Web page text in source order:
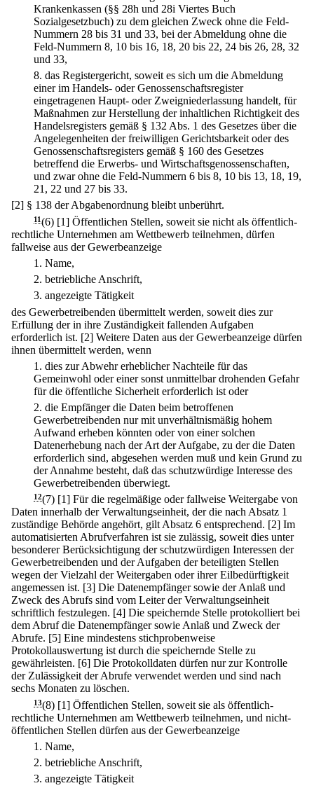
Krankenkassen (§§ 28h und 28i Viertes Buch
Sozialgesetzbuch) zu dem gleichen Zweck ohne die Feld-
Nummern 28 bis 31 und 33, bei der Abmeldung ohne die
Feld-Nummern 8, 10 bis 16, 18, 20 bis 22, 24 bis 26, 28, 32
und 33,
8. das Registergericht, soweit es sich um die Abmeldung
einer im Handels- oder Genossenschaftsregister
eingetragenen Haupt- oder Zweigniederlassung handelt, für
Maßnahmen zur Herstellung der inhaltlichen Richtigkeit des
Handelsregisters gemäß § 132 Abs. 1 des Gesetzes über die
Angelegenheiten der freiwilligen Gerichtsbarkeit oder des
Genossenschaftsregisters gemäß § 160 des Gesetzes
betreffend die Erwerbs- und Wirtschaftsgenossenschaften,
und zwar ohne die Feld-Nummern 6 bis 8, 10 bis 13, 18, 19,
21, 22 und 27 bis 33.
[2] § 138 der Abgabenordnung bleibt unberührt.
11 (6) [1] Öffentlichen Stellen, soweit sie nicht als öffentlich-
rechtliche Unternehmen am Wettbewerb teilnehmen, dürfen
fallweise aus der Gewerbeanzeige
1. Name,
2. betriebliche Anschrift,
3. angezeigte Tätigkeit
des Gewerbetreibenden übermittelt werden, soweit dies zur
Erfüllung der in ihre Zuständigkeit fallenden Aufgaben
erforderlich ist. [2] Weitere Daten aus der Gewerbeanzeige dürfen
ihnen übermittelt werden, wenn
1. dies zur Abwehr erheblicher Nachteile für das
Gemeinwohl oder einer sonst unmittelbar drohenden Gefahr
für die öffentliche Sicherheit erforderlich ist oder
2. die Empfänger die Daten beim betroffenen
Gewerbetreibenden nur mit unverhältnismäßig hohem
Aufwand erheben könnten oder von einer solchen
Datenerhebung nach der Art der Aufgabe, zu der die Daten
erforderlich sind, abgesehen werden muß und kein Grund zu
der Annahme besteht, daß das schutzwürdige Interesse des
Gewerbetreibenden überwiegt.
12(7) [1] Für die regelmäßige oder fallweise Weitergabe von
Daten innerhalb der Verwaltungseinheit, der die nach Absatz 1
zuständige Behörde angehört, gilt Absatz 6 entsprechend. [2] Im
automatisierten Abrufverfahren ist sie zulässig, soweit dies unter
besonderer Berücksichtigung der schutzwürdigen Interessen der
Gewerbetreibenden und der Aufgaben der beteiligten Stellen
wegen der Vielzahl der Weitergaben oder ihrer Eilbedürftigkeit
angemessen ist. [3] Die Datenempfänger sowie der Anlaß und
Zweck des Abrufs sind vom Leiter der Verwaltungseinheit
schriftlich festzulegen. [4] Die speichernde Stelle protokolliert bei
dem Abruf die Datenempfänger sowie Anlaß und Zweck der
Abrufe. [5] Eine mindestens stichprobenweise
Protokollauswertung ist durch die speichernde Stelle zu
gewährleisten. [6] Die Protokolldaten dürfen nur zur Kontrolle
der Zulässigkeit der Abrufe verwendet werden und sind nach
sechs Monaten zu löschen.
13(8) [1] Öffentlichen Stellen, soweit sie als öffentlich-
rechtliche Unternehmen am Wettbewerb teilnehmen, und nicht-
öffentlichen Stellen dürfen aus der Gewerbeanzeige
1. Name,
2. betriebliche Anschrift,
3. angezeigte Tätigkeit